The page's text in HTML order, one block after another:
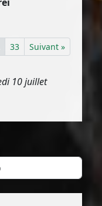
33 Suivant »
10 juillet